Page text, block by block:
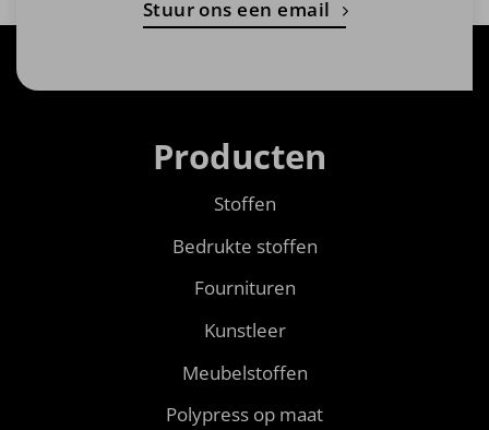
Stuur ons een email
Producten
Stoffen
Bedrukte stoffen
Fournituren
Kunstleer
Meubelstoffen
Polypress op maat